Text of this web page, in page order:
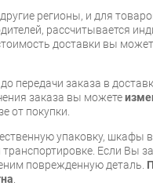
регионы, и для
рассчитывается
доставки вы
передачи заказа в
заказа вы можете
от покупки.
упаковку, шкафы
Если Вы
поврежденную деталь.